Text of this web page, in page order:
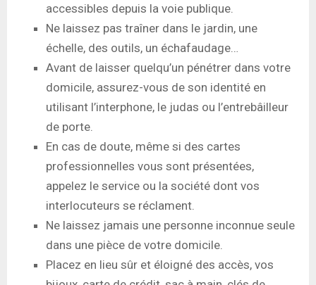
accessibles depuis la voie publique.
Ne laissez pas traîner dans le jardin, une
échelle, des outils, un échafaudage…
Avant de laisser quelqu’un pénétrer dans votre
domicile, assurez-vous de son identité en
utilisant l’interphone, le judas ou l’entrebâilleur
de porte.
En cas de doute, même si des cartes
professionnelles vous sont présentées,
appelez le service ou la société dont vos
interlocuteurs se réclament.
Ne laissez jamais une personne inconnue seule
dans une pièce de votre domicile.
Placez en lieu sûr et éloigné des accès, vos